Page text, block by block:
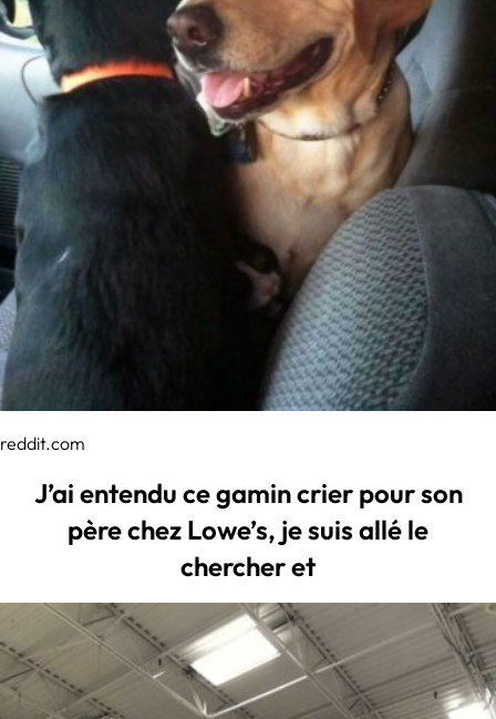
reddit.com
J’ai entendu ce gamin crier pour son
père chez Lowe’s, je suis allé le
chercher et